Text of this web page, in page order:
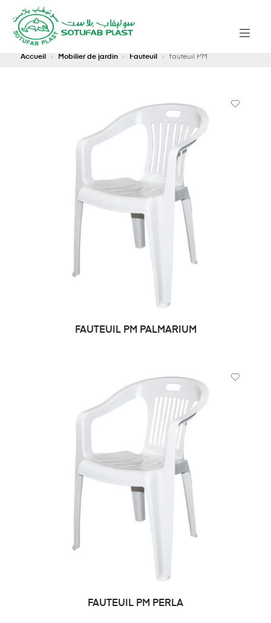
Accueil Mobilier de jardin Fauteuil fauteuil PM
FAUTEUIL PM PALMARIUM
FAUTEUIL PM PERLA